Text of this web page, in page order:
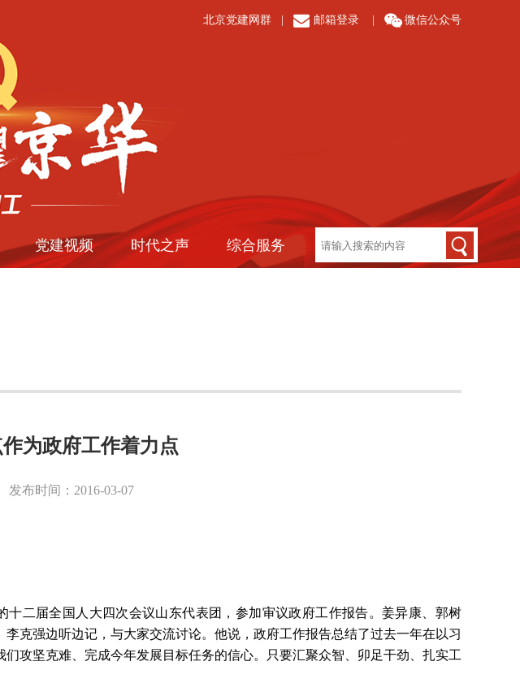
北京党建网群 邮箱登录 微信公众号
党建视频 时代之声 综合服务
为政府工作着力点
时间：2016-03-07
十二届全国人大四次会议山东代表团，参加审议政府工作报告。姜异康、郭树
克强边听边记，与大家交流讨论。他说，政府工作报告总结了过去一年在以习
攻坚克难、完成今年发展目标任务的信心。只要汇聚众智、卯足干劲、扎实工